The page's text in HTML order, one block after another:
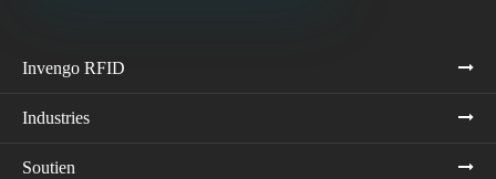
Invengo RFID
Industries
Soutien